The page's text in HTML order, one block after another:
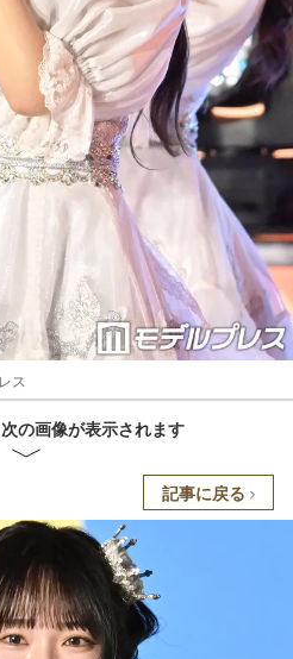
ス
の画像が表示されます
記事に戻る